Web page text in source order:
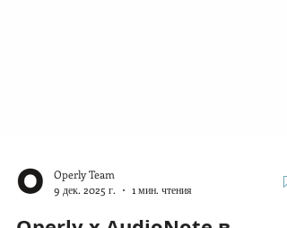
9 дек. 2025 г.
1 мин. чтения